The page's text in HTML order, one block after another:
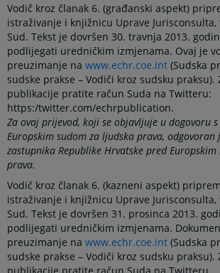
Vodič kroz članak 6. (građanski aspekt)
istraživanje i knjižnicu Uprave
Sud. Tekst je dovršen 30. travnja 2013.
podlijegati uredničkim izmjenama. Ovaj je
preuzimanje nawww.echr.coe.int (Sudska
sudske prakse – Vodiči kroz sudsku praksu).
publikacije pratite račun Suda na Twitteru:
https:/twitter.com/echrpublication.
Za ovaj prijevod, koji se objavljuje u dogovoru
Europskim sudom za ljudska prava, odgovoran
zastupnika Republike Hrvatske pred
prava.
Vodič kroz članak 6. (kazneni aspekt)
istraživanje i knjižnicu Uprave
Sud. Tekst je dovršen 31. prosinca 2013.
podlijegati uredničkim izmjenama.
preuzimanje nawww.echr.coe.int (Sudska
sudske prakse – Vodiči kroz sudsku praksu).